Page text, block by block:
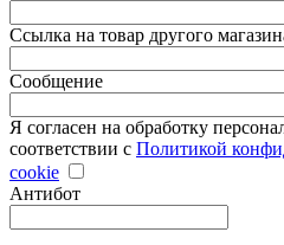
Ссылка на товар другого
Сообщение
Я согласен на обработку
соответствии с Политикой
cookie
Антибот